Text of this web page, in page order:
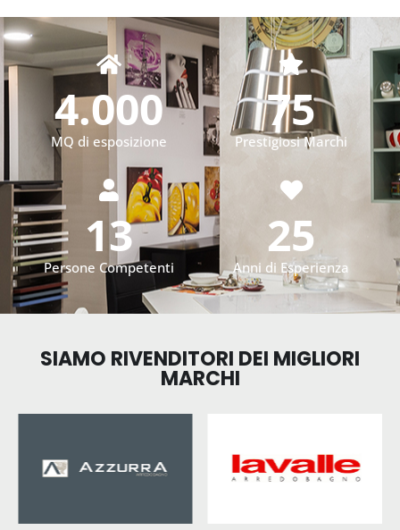
MQ di esposizione
4.000
Prestigiosi Marchi
75
Persone Competenti
13
Anni di Esperienza
25
SIAMO RIVENDITORI DEI MIGLIORI
MARCHI